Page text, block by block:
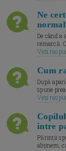
Ne
De când a
remarcă.
Vezi
Cum
După
spune
Vezi
intre
Părinții
abținem,